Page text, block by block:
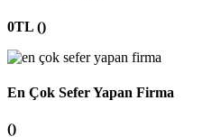
0TL ()
En Çok Sefer Yapan Firma
()